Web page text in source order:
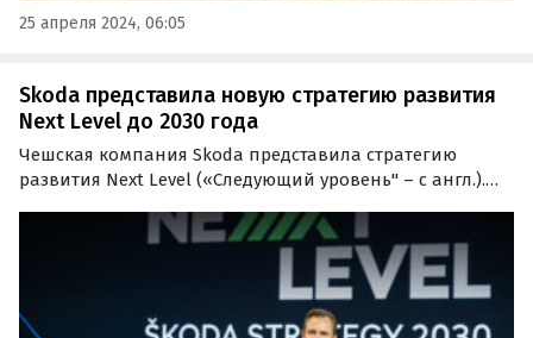
25 апреля 2024, 06:05
Skoda представила новую стратегию развития
Next Level до 2030 года
Чешская компания Skoda представила стратегию
развития Next Level («Следующий уровень" – с англ.).
выпуск минимум трех доступных электрокаров и
увеличение продаж бренда на всех ключевых рынках,